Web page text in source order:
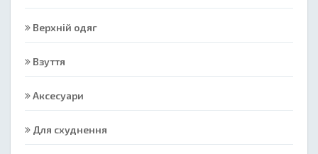
Верхній одяг
Взуття
Аксесуари
Для схуднення